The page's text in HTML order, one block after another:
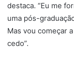
destaca. “Eu me
uma pós-
Mas vou começar
cedo”.